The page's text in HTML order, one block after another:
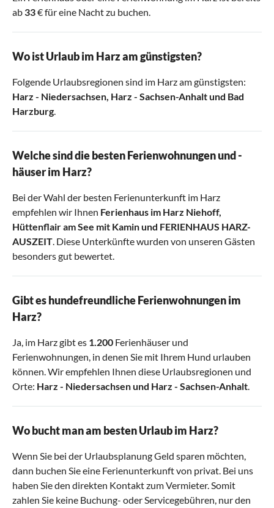
ab 33€ für eine Nacht zu buchen.
Wo ist Urlaub im Harz am günstigsten?
Folgende Urlaubsregionen sind im Harz am günstigsten:
Harz - Niedersachsen, Harz - Sachsen-Anhaltund Bad
Harzburg.
Welche sind die besten Ferienwohnungen und -
häuser im Harz?
Bei der Wahl der besten Ferienunterkunft im Harz
empfehlen wir Ihnen Ferienhaus im Harz Niehoff,
Hüttenflair am See mit Kaminund FERIENHAUS HARZ-
AUSZEIT. Diese Unterkünfte wurden von unseren Gästen
besonders gut bewertet.
Gibt es hundefreundliche Ferienwohnungen im
Harz?
Ja, im Harz gibt es 1.200 Ferienhäuser und
Ferienwohnungen, in denen Sie mit Ihrem Hund urlauben
können. Wir empfehlen Ihnen diese Urlaubsregionen und
Orte: Harz - Niedersachsenund Harz - Sachsen-Anhalt.
Wo bucht man am besten Urlaub im Harz?
Wenn Sie bei der Urlaubsplanung Geld sparen möchten,
dann buchen Sie eine Ferienunterkunft von privat. Bei uns
haben Sie den direkten Kontakt zum Vermieter. Somit
zahlen Sie keine Buchung- oder Servicegebühren, nur den